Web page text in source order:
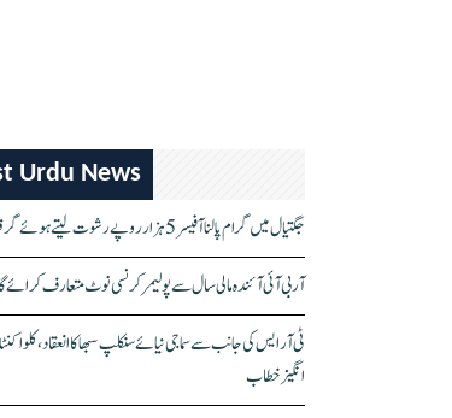
Urdu News
جگتیال میں گرام پالنا آفیسر 5 ہزار روپے رشوت لیتے ہوئے گرفتار
آر بی آئی آئندہ مالی سال سے پولیمر کرنسی نوٹ متعارف کرائے گا
ٹی آر ایس کی جانب سے سماجی نیائے سنکلپ سبھا کا انعقاد،
انگیز خطاب